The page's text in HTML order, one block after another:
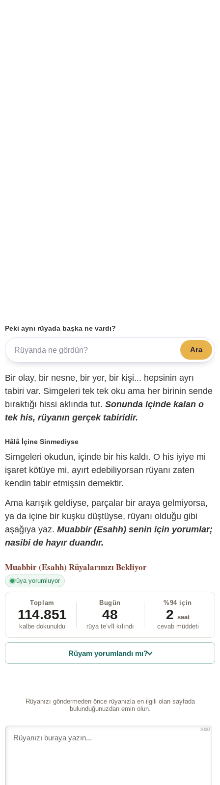
Peki aynı rüyada başka ne vardı?
Ara
Bir olay, bir nesne, bir yer, bir kişi... hepsinin ayrı
tabiri var. Simgeleri tek tek oku ama her birinin sende
bıraktığı hissi aklında tut. Sonunda içinde kalan o
tek his, rüyanın gerçek tabiridir.
Hâlâ İçine Sinmediyse
Simgeleri okudun, içinde bir his kaldı. O his iyiye mi
işaret kötüye mi, ayırt edebiliyorsan rüyanı zaten
kendin tabir etmişsin demektir.
Ama karışık geldiyse, parçalar bir araya gelmiyorsa,
ya da içine bir kuşku düştüyse, rüyanı olduğu gibi
aşağıya yaz. Muabbir (Esahh) senin için yorumlar;
nasibi de hayır duandır.
Muabbir (Esahh) Rüyalarınızı Bekliyor
rüya yorumluyor
Toplam
114.851
kalbe dokunuldu
Bugün
48
rüya te’vîl kılındı
%94 için
2 saat
cevab müddeti
Rüyam yorumlandı mı?
Rüyanızı göndermeden önce rüyanızla en ilgili olan sayfada
bulunduğunuzdan emin olun.
1000